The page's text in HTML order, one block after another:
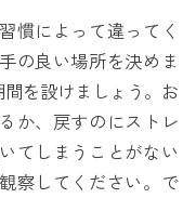
慣によって違ってく
の良い場所を決めま
を設けましょう。お
か、戻すのにストレ
てしまうことがない
察してください。で